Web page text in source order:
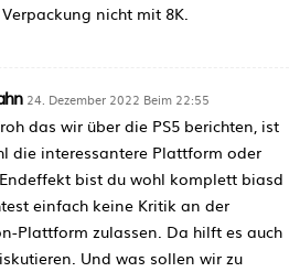
nicht mit 8K.
24. Dezember 2022 Beim 22:55
das wir über die PS5 berichten, ist
die interessantere Plattform oder
bist du wohl komplett biasd
einfach keine Kritik an der
Plattform zulassen. Da hilft es auch
Und was sollen wir zu